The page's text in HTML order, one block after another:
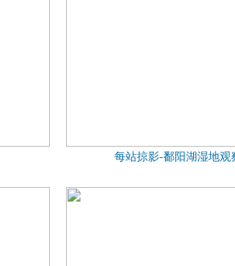
每站掠影-鄱阳湖湿地观